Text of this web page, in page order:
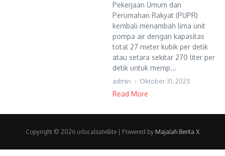
Pekerjaan Umum dan
Perumahan Rakyat (PUPR)
kembali menambah lima unit
pompa air dengan kapasitas
total 27 meter kubik per detik
atau setara sekitar 270 liter per
detik untuk memp...
admin Oktober 31, 2025
Read More
Copyright © 2026 urlocalsatellite | Powered by Majalah Berita X